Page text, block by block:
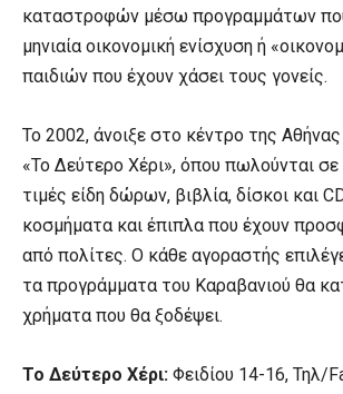
καταστροφών μέσω προγραμμάτων
μηνιαία οικονομική ενίσχυση ή
παιδιών που έχουν χάσει τους γονείς.
Το 2002, άνοιξε στο κέντρο της
«Το Δεύτερο Χέρι», όπου πωλούνται
τιμές είδη δώρων, βιβλία, δίσκοι και
κοσμήματα και έπιπλα που έχουν
από πολίτες. Ο κάθε αγοραστής
τα προγράμματα του Καραβανιού θα
χρήματα που θα ξοδέψει.
Το Δεύτερο Χέρι: Φειδίου 14-16, Τηλ/